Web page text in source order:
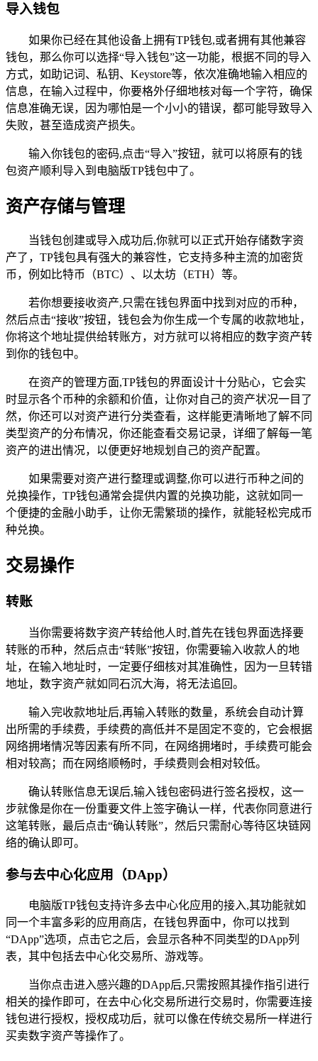
导入钱包
如果你已经在其他设备上拥有TP钱包,或者拥有其他兼容
钱包，那么你可以选择“导入钱包”这一功能，根据不同的导入
方式，如助记词、私钥、Keystore等，依次准确地输入相应的
信息，在输入过程中，你要格外仔细地核对每一个字符，确保
信息准确无误，因为哪怕是一个小小的错误，都可能导致导入
失败，甚至造成资产损失。
输入你钱包的密码,点击“导入”按钮，就可以将原有的钱
包资产顺利导入到电脑版TP钱包中了。
资产存储与管理
当钱包创建或导入成功后,你就可以正式开始存储数字资
产了，TP钱包具有强大的兼容性，它支持多种主流的加密货
币，例如比特币（BTC）、以太坊（ETH）等。
若你想要接收资产,只需在钱包界面中找到对应的币种，
然后点击“接收”按钮，钱包会为你生成一个专属的收款地址，
你将这个地址提供给转账方，对方就可以将相应的数字资产转
到你的钱包中。
在资产的管理方面,TP钱包的界面设计十分贴心，它会实
时显示各个币种的余额和价值，让你对自己的资产状况一目了
然，你还可以对资产进行分类查看，这样能更清晰地了解不同
类型资产的分布情况，你还能查看交易记录，详细了解每一笔
资产的进出情况，以便更好地规划自己的资产配置。
如果需要对资产进行整理或调整,你可以进行币种之间的
兑换操作，TP钱包通常会提供内置的兑换功能，这就如同一
个便捷的金融小助手，让你无需繁琐的操作，就能轻松完成币
种兑换。
交易操作
转账
当你需要将数字资产转给他人时,首先在钱包界面选择要
转账的币种，然后点击“转账”按钮，你需要输入收款人的地
址，在输入地址时，一定要仔细核对其准确性，因为一旦转错
地址，数字资产就如同石沉大海，将无法追回。
输入完收款地址后,再输入转账的数量，系统会自动计算
出所需的手续费，手续费的高低并不是固定不变的，它会根据
网络拥堵情况等因素有所不同，在网络拥堵时，手续费可能会
相对较高；而在网络顺畅时，手续费则会相对较低。
确认转账信息无误后,输入钱包密码进行签名授权，这一
步就像是你在一份重要文件上签字确认一样，代表你同意进行
这笔转账，最后点击“确认转账”，然后只需耐心等待区块链网
络的确认即可。
参与去中心化应用（DApp）
电脑版TP钱包支持许多去中心化应用的接入,其功能就如
同一个丰富多彩的应用商店，在钱包界面中，你可以找到
“DApp”选项，点击它之后，会显示各种不同类型的DApp列
表，其中包括去中心化交易所、游戏等。
当你点击进入感兴趣的DApp后,只需按照其操作指引进行
相关的操作即可，在去中心化交易所进行交易时，你需要连接
钱包进行授权，授权成功后，就可以像在传统交易所一样进行
买卖数字资产等操作了。